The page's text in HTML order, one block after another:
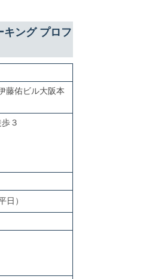
ング プロフ
藤佑ビル大阪本
３
）